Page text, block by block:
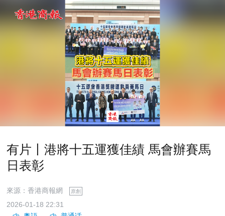
有片丨港將十五運獲佳績 馬會辦賽馬
日表彰
來源：香港商報網 原創
2026-01-18 22:31